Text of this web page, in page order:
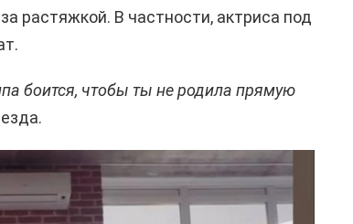
растяжкой. В частности, актриса под
боится, чтобы ты не родила прямую